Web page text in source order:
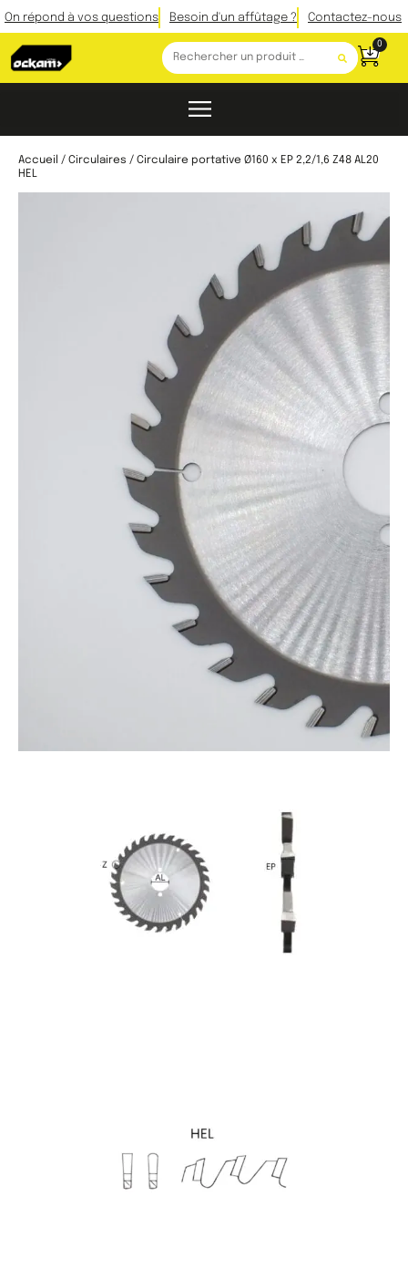
On répond à vos questions Besoin d'un affûtage ? Contactez-nous
0
Accueil / Circulaires / Circulaire portative Ø160 x EP 2,2/1,6 Z48 AL20
HEL